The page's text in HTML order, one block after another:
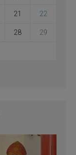
21 22
28 29